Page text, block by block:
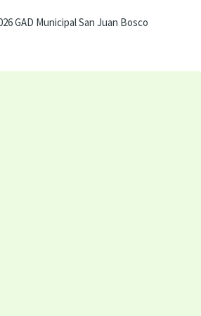
GAD Municipal San Juan Bosco